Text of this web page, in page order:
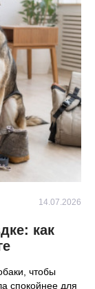
14.07.2026
как
чтобы
спокойнее для